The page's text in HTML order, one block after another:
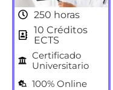
250 horas
10 Créditos
ECTS
Certificado
Universitario
100% Online